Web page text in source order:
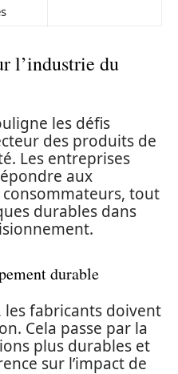
l’industrie du
les défis
des produits de
Les entreprises
aux
tout
durables dans
durable
fabricants doivent
Cela passe par la
plus durables et
sur l’impact de